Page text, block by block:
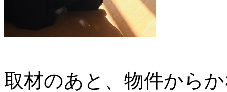
取材のあと、物件から